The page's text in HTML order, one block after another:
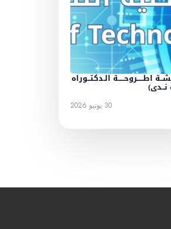
اطـــــروحـــــة الـدكتــوراه
نــدى)
30 يونيو 2026